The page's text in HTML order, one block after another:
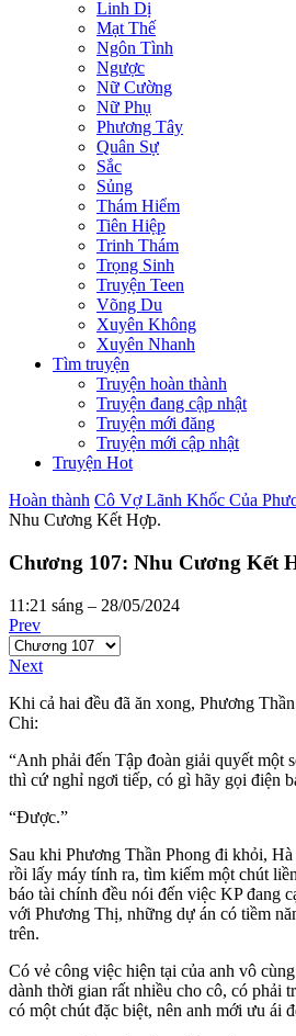
Linh Dị
Mạt Thế
Ngôn Tình
Ngược
Nữ Cường
Nữ Phụ
Phương Tây
Quân Sự
Sắc
Sủng
Thám Hiểm
Tiên Hiệp
Trinh Thám
Trọng Sinh
Truyện Teen
Võng Du
Xuyên Không
Xuyên Nhanh
Tìm truyện
Truyện hoàn thành
Truyện đang cập nhật
Truyện mới đăng
Truyện mới cập nhật
Truyện Hot
Hoàn thành Cô Vợ Lãnh Khốc Của
Nhu Cương Kết Hợp.
Chương 107: Nhu Cương Kết
11:21 sáng – 28/05/2024
Prev
Next
Khi cả hai đều đã ăn xong, Phương
Chi:
“Anh phải đến Tập đoàn giải quyết một
thì cứ nghỉ ngơi tiếp, có gì hãy gọi điện
“Được.”
Sau khi Phương Thần Phong đi khỏi,
rồi lấy máy tính ra, tìm kiếm một chút
báo tài chính đều nói đến việc KP đang
với Phương Thị, những dự án có tiềm
trên.
Có vẻ công việc hiện tại của anh vô
dành thời gian rất nhiều cho cô, có phải
có một chút đặc biệt, nên anh mới ưu ái